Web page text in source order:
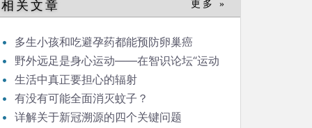
相关文章 更多 »
多生小孩和吃避孕药都能预防卵巢癌
野外远足是身心运动——在智识论坛“运动
与健康”的发言
生活中真正要担心的辐射
有没有可能全面消灭蚊子？
详解关于新冠溯源的四个关键问题